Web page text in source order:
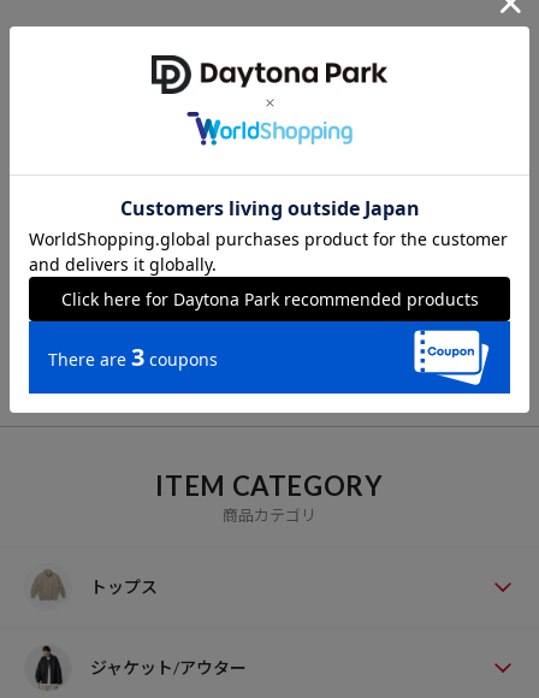
円（2026年3月6日時点）
※「参考価格」とは、Daytona Parkにおける対象商品の通常販売（先
行予約・先行割引は含まれません）開始時点の価格です。
ブランド説明
【THE NORTH FACE / ザ・ノース・フェイス】
1968年にサンフランシスコで産声を上げたTHE NORTH FACEは、当
初小さなメーカーでしたが、まもなく発売したスリーピングバッグに
記したことが反響を呼びました。1970年代初頭には、20世紀のレオ
ナルド・ダヴィンチと称されるバックミンスター・フラーとの鮮烈な
NORTH FACEは創業40周年を迎えました。次の世代に正しい自然との
と。それがTHE NORTH FACEのミッションです。
最近チェックした商品
ITEM CATEGORY
商品カテゴリ
トップス
ジャケット/アウター